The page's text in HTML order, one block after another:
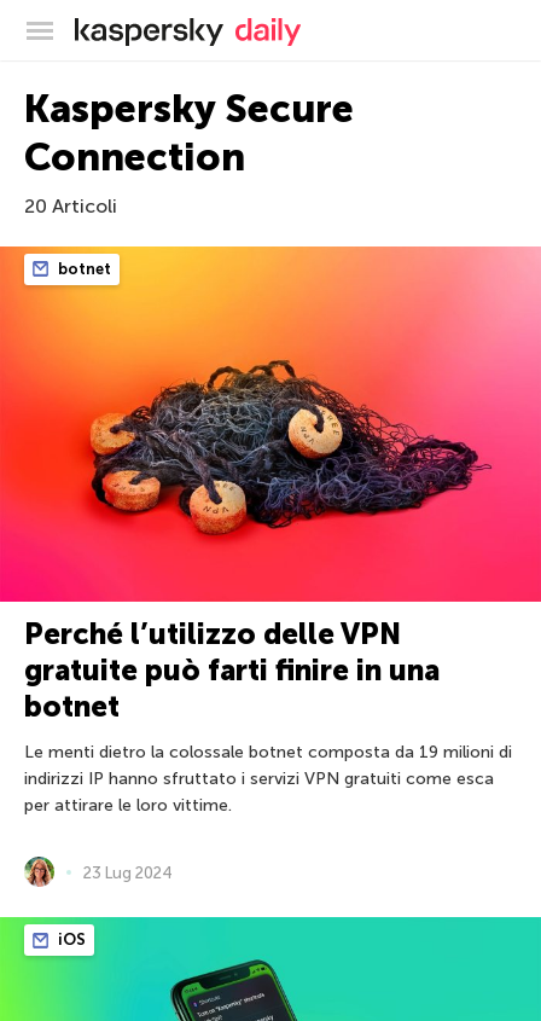
Blog ufficiale di Kaspersky
Kaspersky Secure
Connection
20 Articoli
botnet
Perché l’utilizzo delle VPN
gratuite può farti finire in una
botnet
Le menti dietro la colossale botnet composta da 19 milioni di
indirizzi IP hanno sfruttato i servizi VPN gratuiti come esca
per attirare le loro vittime.
23 Lug 2024
iOS